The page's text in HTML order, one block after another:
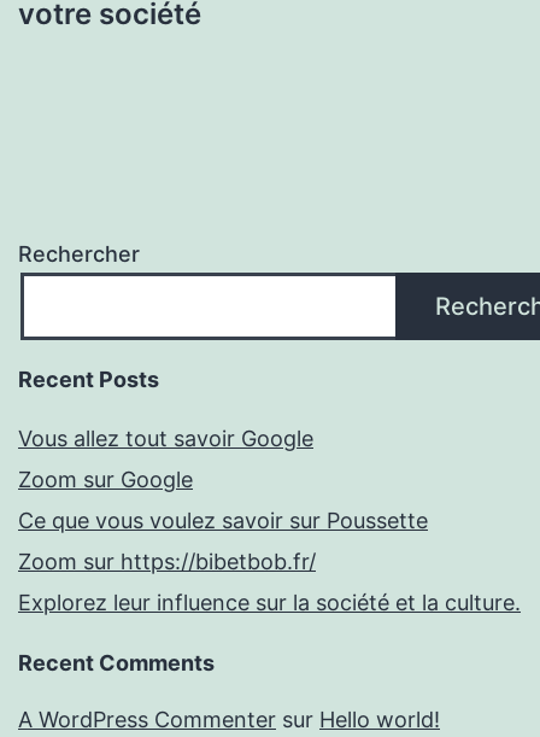
votre société
Rechercher
Recent Posts
Vous allez tout savoir Google
Zoom sur Google
Ce que vous voulez savoir sur Poussette
Zoom sur https://bibetbob.fr/
Explorez leur influence sur la société et la culture.
Recent Comments
A WordPress Commenter sur Hello world!